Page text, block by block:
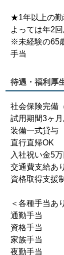
★1年以上の勤
よっては年2回
※未経験の65
手当
待遇・福利厚
社会保険完備
試用期間3ヶ月
装備一式貸与
直行直帰OK
入社祝い金5
交通費支給あり
資格取得支援
＜各種手当あ
通勤手当
資格手当
家族手当
夜勤手当